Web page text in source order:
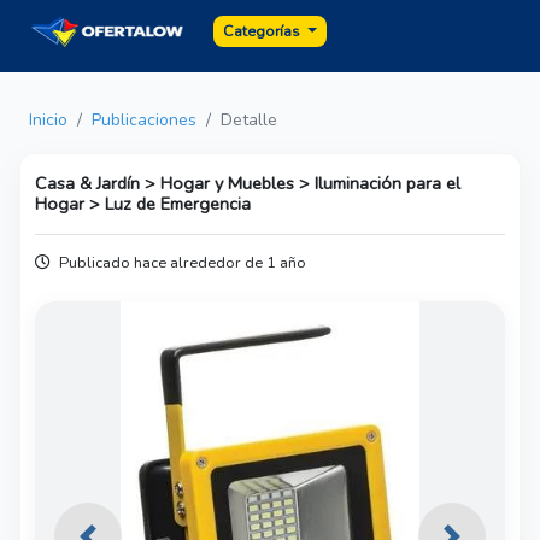
Categorías
Inicio Publicaciones Detalle
Casa & Jardín > Hogar y Muebles > Iluminación para el
Hogar > Luz de Emergencia
Publicado hace alrededor de 1 año